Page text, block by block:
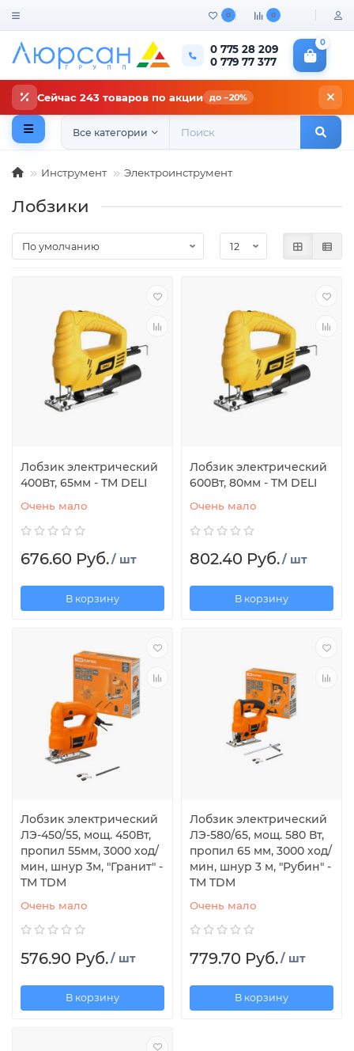
0 0
0 775 28 209
0 779 77 377
0
Сейчас 243 товаров по акции до −20%
Все категории
Инструмент Электроинструмент
Лобзики
Лобзик электрический
400Вт, 65мм - TM DELI
Очень мало
676.60 Руб./ шт
В корзину
Лобзик электрический
600Вт, 80мм - TM DELI
Очень мало
802.40 Руб./ шт
В корзину
Лобзик электрический
ЛЭ-450/55, мощ. 450Вт,
пропил 55мм, 3000 ход/
мин, шнур 3м, "Гранит" -
TM TDM
Очень мало
576.90 Руб./ шт
В корзину
Лобзик электрический
ЛЭ-580/65, мощ. 580 Вт,
пропил 65 мм, 3000 ход/
мин, шнур 3 м, "Рубин" -
TM TDM
Очень мало
779.70 Руб./ шт
В корзину